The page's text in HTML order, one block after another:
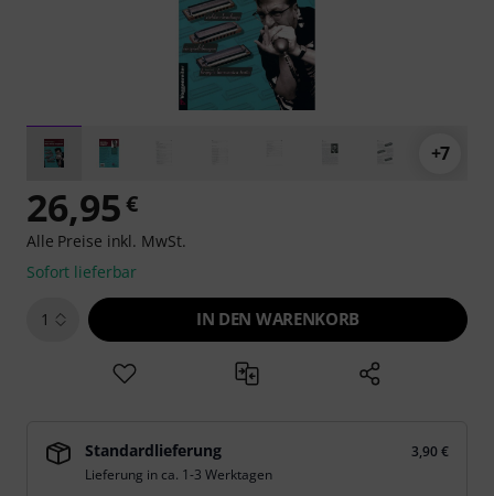
+7
26,95€
Alle Preise inkl. MwSt.
Sofort lieferbar
1 IN DEN WARENKORB
Standardlieferung
3,90 €
Lieferung in ca. 1-3 Werktagen